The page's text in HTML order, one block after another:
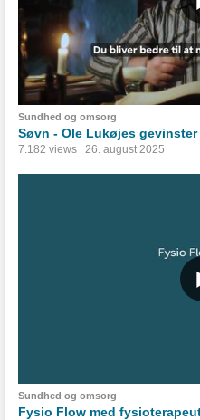
Sundhed og omsorg
Søvn - Ole Lukøjes gevinster
7.182 views 26. august 2025
Sundhed og omsorg
Fysio Flow med